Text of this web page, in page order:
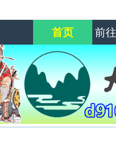
首页 前